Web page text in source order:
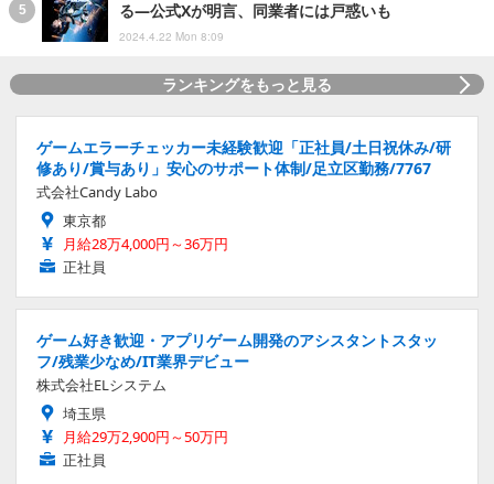
る―公式Xが明言、同業者には戸惑いも
2024.4.22 Mon 8:09
ランキングをもっと見る
ゲームエラーチェッカー未経験歓迎「正社員/土日祝休み/研
修あり/賞与あり」安心のサポート体制/足立区勤務/7767
式会社Candy Labo
東京都
月給28万4,000円～36万円
正社員
ゲーム好き歓迎・アプリゲーム開発のアシスタントスタッ
フ/残業少なめ/IT業界デビュー
株式会社ELシステム
埼玉県
月給29万2,900円～50万円
正社員